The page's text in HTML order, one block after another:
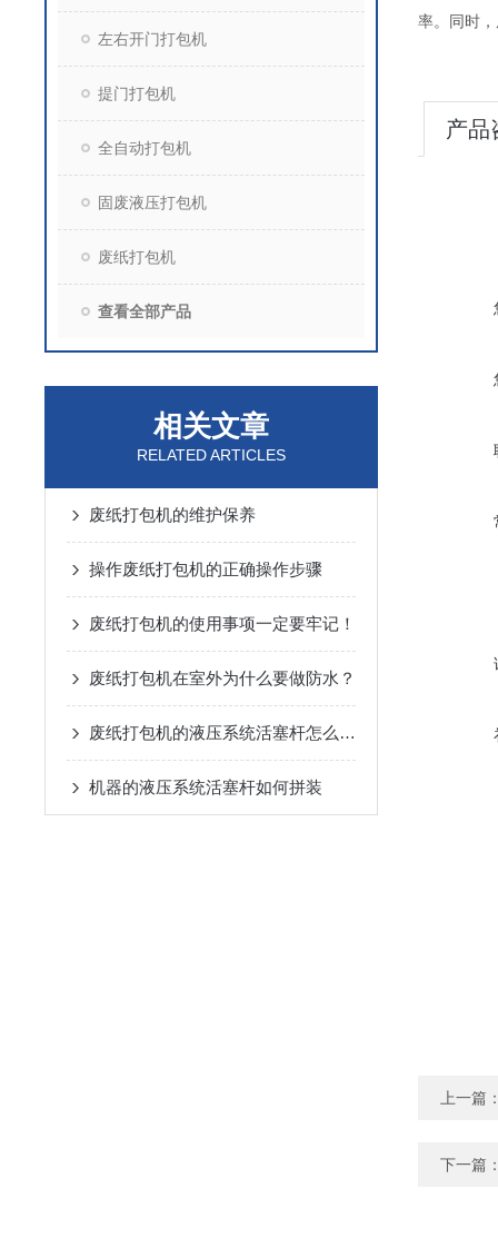
左右开门打包机
提门打包机
全自动打包机
固废液压打包机
废纸打包机
查看全部产品
相关文章
RELATED ARTICLES
废纸打包机的维护保养
操作废纸打包机的正确操作步骤
废纸打包机的使用事项一定要牢记！
废纸打包机在室外为什么要做防水？
废纸打包机的液压系统活塞杆怎么拼装？
机器的液压系统活塞杆如何拼装
率。同时
产品
上一篇
下一篇